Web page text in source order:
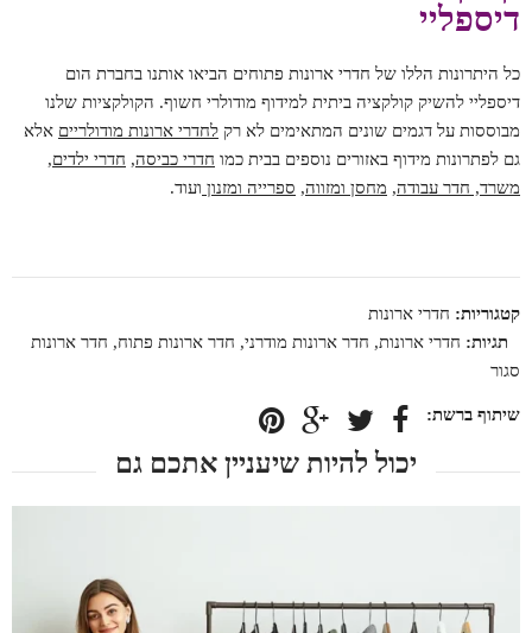
דיספליי
כל היתרונות הללו של חדרי ארונות פתוחים הביאו אותנו בחברת הום
דיספליי להשיק קולקציה ביתית למידוף מודולרי חשוף. הקולקציות שלנו
מבוססות על דגמים שונים המתאימים לא רק לחדרי ארונות מודולריים אלא
גם לפתרונות מידוף באזורים נוספים בבית כמו חדרי כביסה, חדרי ילדים,
משרד, חדר עבודה, מחסן ומזווה, ספרייה ומזנון ועוד.
קטגוריות: חדרי ארונות
תגיות: חדרי ארונות, חדר ארונות מודרני, חדר ארונות פתוח, חדר ארונות
סגור
יכול להיות שיעניין אתכם גם